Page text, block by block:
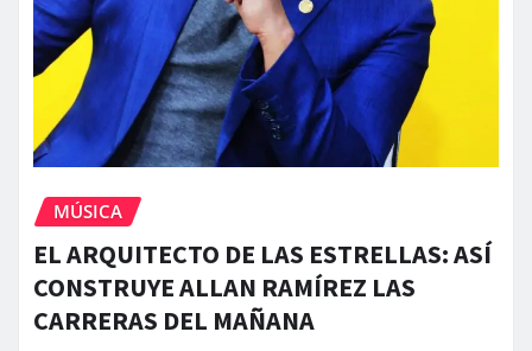
MÚSICA
EL ARQUITECTO DE LAS ESTRELLAS: ASÍ
CONSTRUYE ALLAN RAMÍREZ LAS
CARRERAS DEL MAÑANA